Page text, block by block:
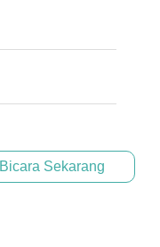
Bicara Sekarang